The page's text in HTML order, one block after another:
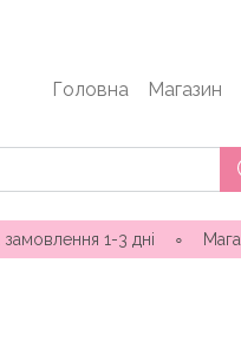
Головна Магазин
дні ∘ Магазини в Одесі: